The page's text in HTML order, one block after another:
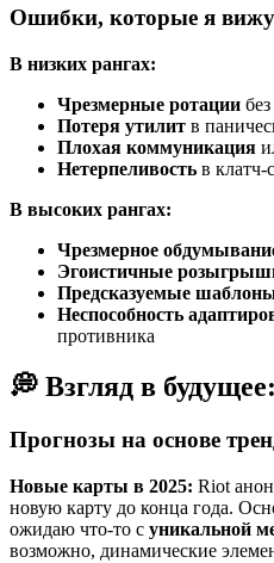
Ошибки, которые я
В низких рангах:
Чрезмерные ротации
Потеря утилит в
Плохая коммуникация
Нетерпеливость в клатч-
В высоких рангах:
Чрезмерное
Эгоистичные
Предсказуемые
Неспособность
противника
💭 Взгляд в
Прогнозы на основе
Новые карты в 2025: Riot
новую карту до конца года.
ожидаю что-то с уникальной
возможно, динамические